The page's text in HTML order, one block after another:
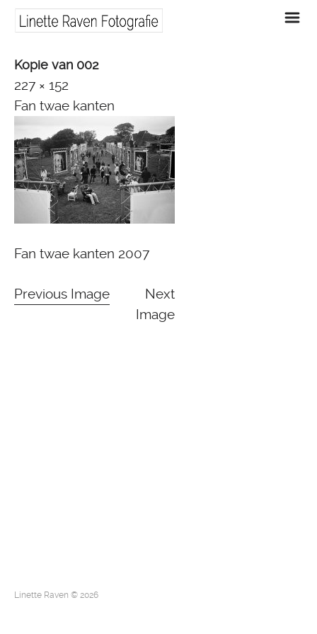
m
Linette Raven © 2026
Kopie van 002
227 × 152
Fan twae kanten
Fan twae kanten 2007
Previous Image
Next
Image